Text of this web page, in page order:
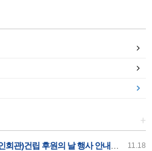
+
11.18
)건립 후원의 날 행사 안내입니다